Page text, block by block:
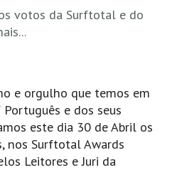
votos da Surftotal e do
e orgulho que temos em
e dos seus
este dia 30 de Abril os
nos Surftotal Awards
Leitores e Juri da